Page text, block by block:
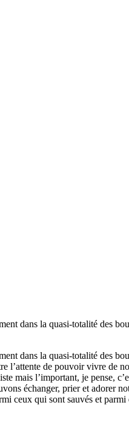
dans la quasi-totalité des
dans la quasi-totalité des
de pouvoir vivre de
mais l’important, je pense,
échanger, prier et adorer
ceux qui sont sauvés et parmi